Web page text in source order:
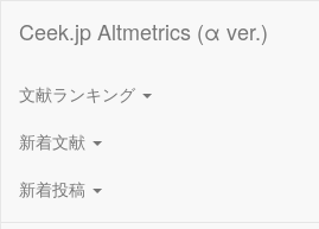
Ceek.jp Altmetrics (α ver.)
文献ランキング
新着文献
新着投稿